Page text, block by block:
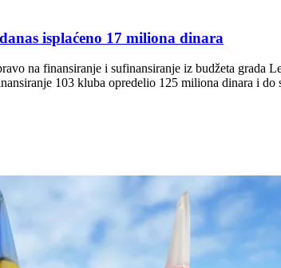
isplaćeno 17 miliona dinara
na finansiranje i sufinansiranje iz budžeta grada
103 kluba opredelio 125 miliona dinara i